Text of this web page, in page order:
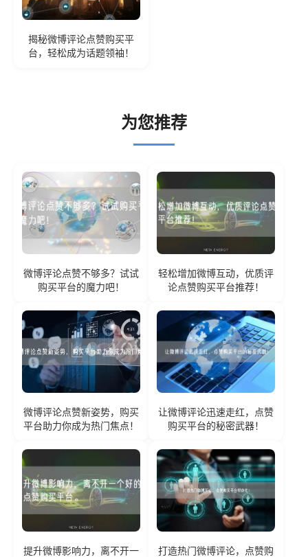
揭秘微博评论点赞购买平
台，轻松成为话题领袖！
为您推荐
微博评论点赞不够多？试试
购买平台的魔力吧！
轻松增加微博互动，优质评
论点赞购买平台推荐！
微博评论点赞新姿势，购买
平台助力你成为热门焦点！
让微博评论迅速走红，点赞
购买平台的秘密武器！
提升微博影响力，离不开一
打造热门微博评论，点赞购